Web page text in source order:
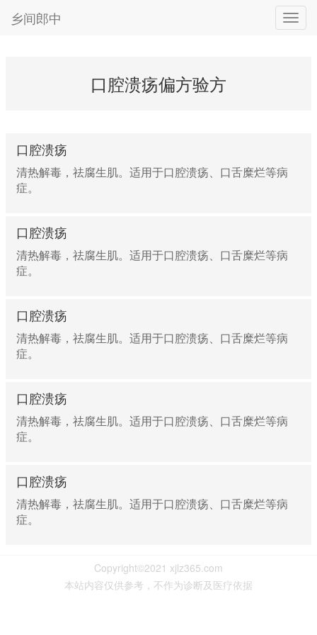
乡间郎中
口腔溃疡偏方验方
口腔溃疡
清热解毒，祛腐生肌。适用于口腔溃疡、口舌糜烂等病
症。
口腔溃疡
清热解毒，祛腐生肌。适用于口腔溃疡、口舌糜烂等病
症。
口腔溃疡
清热解毒，祛腐生肌。适用于口腔溃疡、口舌糜烂等病
症。
口腔溃疡
清热解毒，祛腐生肌。适用于口腔溃疡、口舌糜烂等病
症。
口腔溃疡
清热解毒，祛腐生肌。适用于口腔溃疡、口舌糜烂等病
症。
Copyright©2021 xjlz365.com
本站内容仅供参考，不作为诊断及医疗依据